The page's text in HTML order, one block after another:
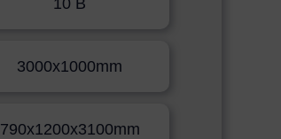
10 B
3000x1000mm
790x1200x3100mm